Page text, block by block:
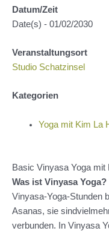
Datum/Zeit
Date(s) - 01/02/2030
Veranstaltungsort
Studio Schatzinsel
Kategorien
Yoga mit Kim La
Basic Vinyasa Yoga
Was ist Vinyasa Yoga?
Vinyasa-Yoga-Stunden
Asanas, sie
verbunden. In Vinyasa